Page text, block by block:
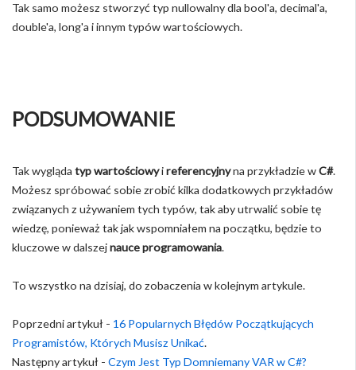
Tak samo możesz stworzyć typ nullowalny dla bool'a, decimal'a,
double'a, long'a i innym typów wartościowych.
PODSUMOWANIE
Tak wygląda typ wartościowyireferencyjnyna przykładzie wC#.
Możesz spróbować sobie zrobić kilka dodatkowych przykładów
związanych z używaniem tych typów, tak aby utrwalić sobie tę
wiedzę, ponieważ tak jak wspomniałem na początku, będzie to
kluczowe w dalszejnauce programowania.
To wszystko na dzisiaj, do zobaczenia w kolejnym artykule.
Poprzedni artykuł - 16 Popularnych Błędów Początkujących
Programistów, Których Musisz Unikać.
Następny artykuł - Czym Jest Typ Domniemany VAR w C#?